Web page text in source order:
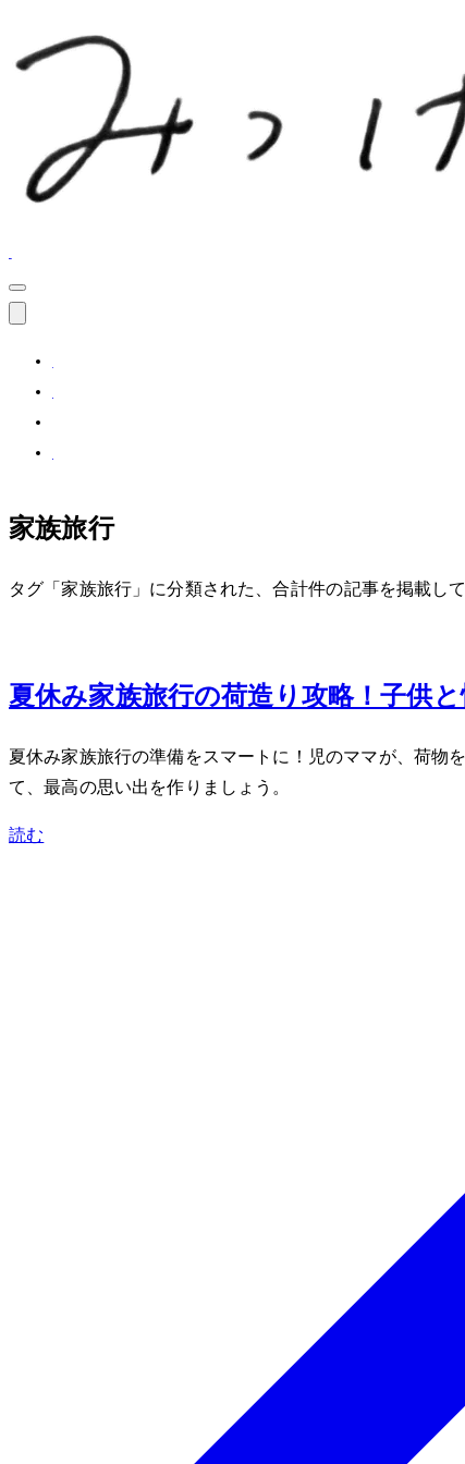
家族旅行
タグ「家族旅行」に分類された、合計 1 件の記事を掲載し
夏休み家族旅行の荷造り攻略！子供
夏休み家族旅行の準備をスマートに！2児のママが、荷
て、最高の思い出を作りましょう。
読む